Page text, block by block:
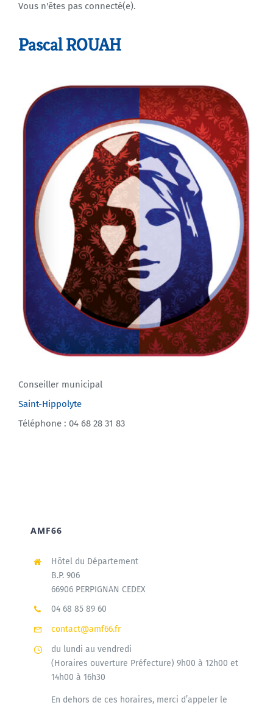
Agenda
Vous n'êtes pas connecté(e).
Pascal ROUAH
Conseiller municipal
Saint-Hippolyte
Téléphone : 04 68 28 31 83
AMF66
Hôtel du Département
B.P. 906
66906 PERPIGNAN CEDEX
04 68 85 89 60
contact@amf66.fr
du lundi au vendredi
(Horaires ouverture Préfecture) 9h00 à 12h00 et
14h00 à 16h30
En dehors de ces horaires, merci d’appeler le